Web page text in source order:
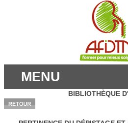
MENU
BIBLIOTHÈQUE